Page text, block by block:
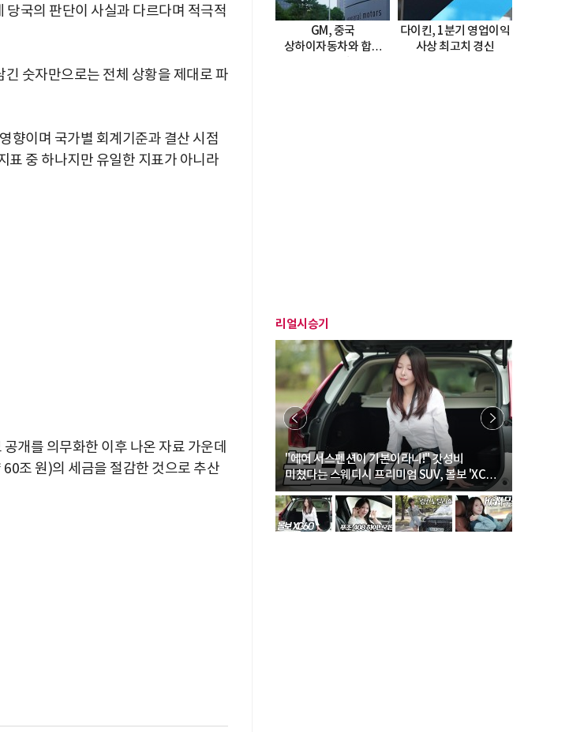
당국의 판단이 사실과 다르다며 적극적
숫자만으로는 전체 상황을 제대로 파
향이며 국가별 회계기준과 결산 시점
표 중 하나지만 유일한 지표가 아니라
개를 의무화한 이후 나온 자료 가운데
조 원)의 세금을 절감한 것으로 추산
GM, 중국
상하이자동차와 합작
다이킨, 1분기 영업이익
사상 최고치 경신
리얼시승기
박지수 아나운서가 타본 ‘전설의 무쏘’… “여성·
초보자도 반할 반전 매력”
"에어 서스펜션이 기본이라니!" 갓성비
미쳤다는 스웨디시 프리미엄 SUV, 볼보 'XC60
B5 울트라'